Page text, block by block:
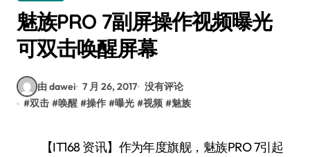
魅族PRO 7副屏操作视频曝光
可双击唤醒屏幕
由 dawei 7 月 26, 2017 没有评论
#双击 #唤醒 #操作 #曝光 #视频 #魅族
【IT168 资讯】作为年度旗舰，魅族PRO 7引起